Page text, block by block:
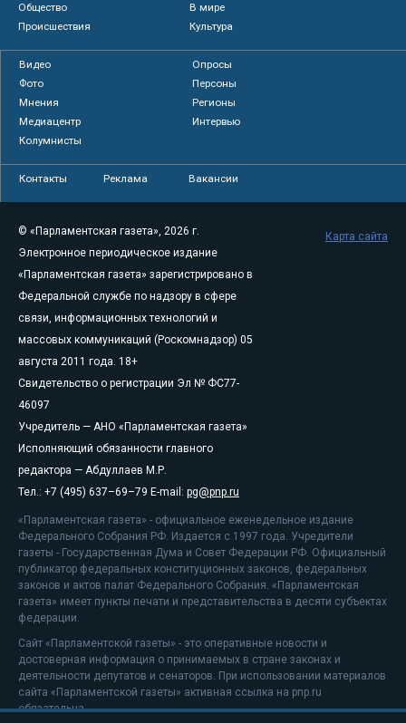
Общество
В мире
Происшествия
Культура
Видео
Опросы
Фото
Персоны
Мнения
Регионы
Медиацентр
Интервью
Колумнисты
Контакты Реклама Вакансии
© «Парламентская газета», 2026 г.
Электронное периодическое издание
«Парламентская газета» зарегистрировано в
Федеральной службе по надзору в сфере
связи, информационных технологий и
массовых коммуникаций (Роскомнадзор) 05
августа 2011 года. 18+
Свидетельство о регистрации Эл № ФС77-
46097
Учредитель — АНО «Парламентская газета»
Исполняющий обязанности главного
редактора — Абдуллаев М.Р.
Тел.: +7 (495) 637–69–79 E-mail: pg@pnp.ru
«Парламентская газета» - официальное еженедельное издание
Федерального Собрания РФ. Издается с 1997 года. Учредители
газеты - Государственная Дума и Совет Федерации РФ. Официальный
публикатор федеральных конституционных законов, федеральных
законов и актов палат Федерального Собрания. «Парламентская
газета» имеет пункты печати и представительства в десяти субъектах
федерации.
Сайт «Парламентской газеты» - это оперативные новости и
достоверная информация о принимаемых в стране законах и
деятельности депутатов и сенаторов. При использовании материалов
сайта «Парламентской газеты» активная ссылка на pnp.ru
обязательна.
Карта сайта